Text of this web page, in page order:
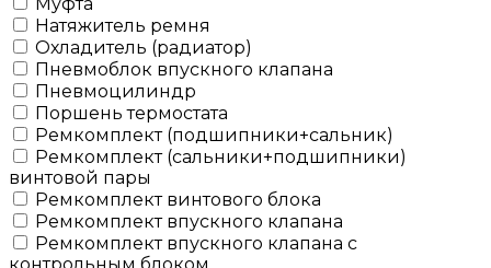
Натяжитель ремня
Охладитель (радиатор)
Пневмоблок впускного клапана
Пневмоцилиндр
Поршень термостата
Ремкомплект (подшипники+сальник)
Ремкомплект (сальники+подшипники)
винтовой пары
Ремкомплект винтового блока
Ремкомплект впускного клапана
Ремкомплект впускного клапана с